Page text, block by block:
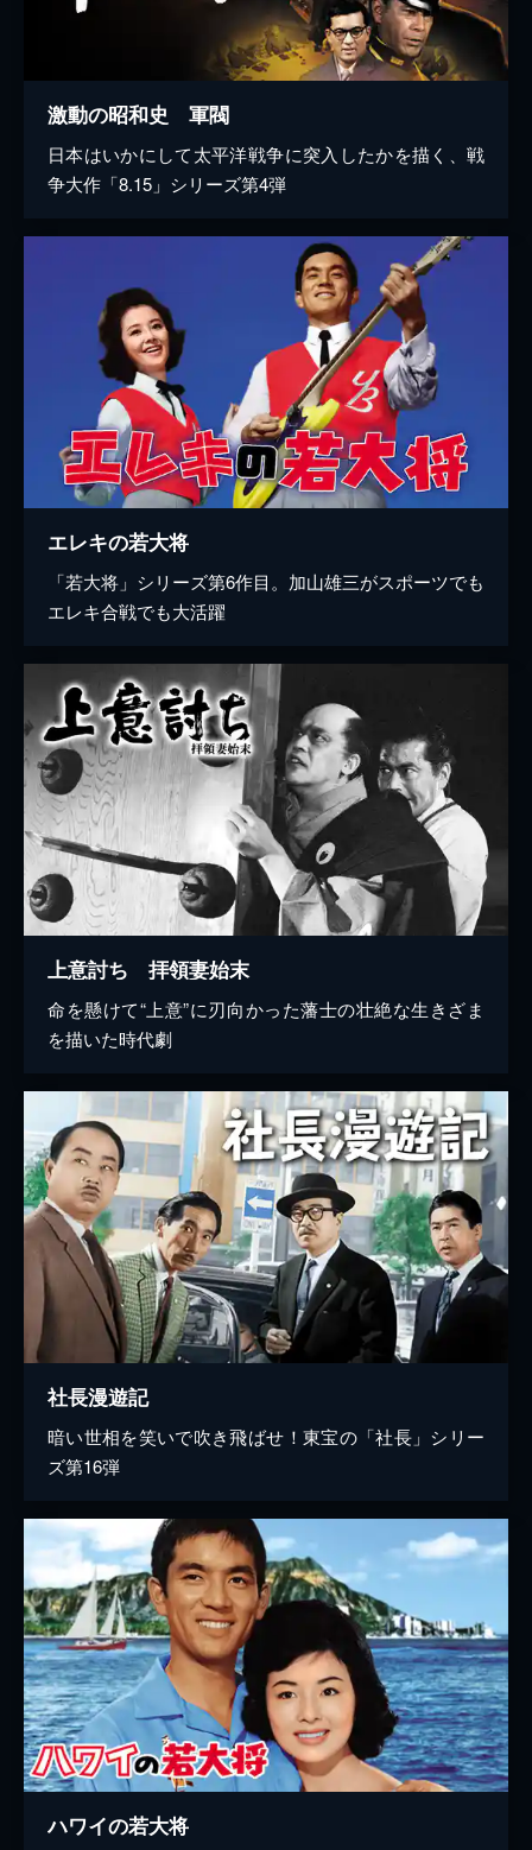
激動の昭和史 軍閥
日本はいかにして太平洋戦争に突入したかを描く、戦
争大作「8.15」シリーズ第4弾
エレキの若大将
「若大将」シリーズ第6作目。加山雄三がスポーツでも
エレキ合戦でも大活躍
上意討ち 拝領妻始末
命を懸けて“上意”に刃向かった藩士の壮絶な生きざま
を描いた時代劇
社長漫遊記
暗い世相を笑いで吹き飛ばせ！東宝の「社長」シリー
ズ第16弾
ハワイの若大将